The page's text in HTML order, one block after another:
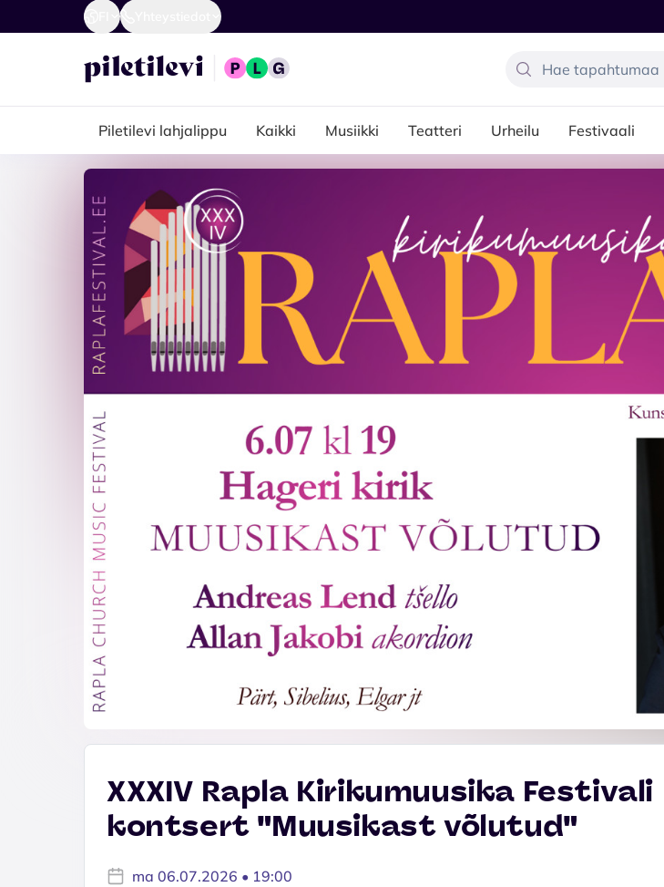
Piletilevi lahjalippu Kaikki Musiikki Teatteri Urheilu Festivaali
XXXIV Rapla Kirikumuusika Festivali
kontsert "Muusikast võlutud"
ma 06.07.2026 • 19:00